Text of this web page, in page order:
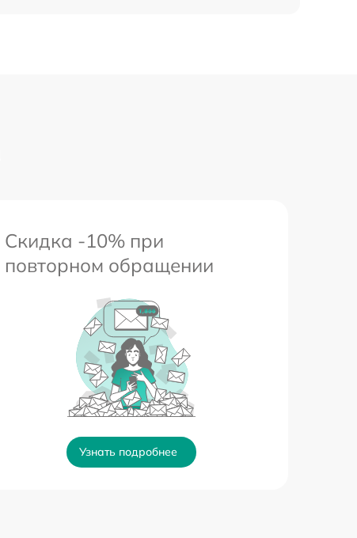
Скидка -10% при
повторном обращении
Узнать подробнее